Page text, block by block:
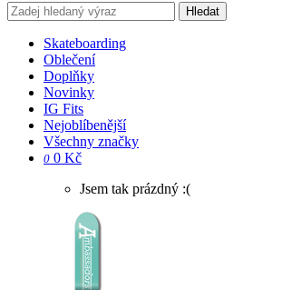
Hledat
Skateboarding
Oblečení
Doplňky
Novinky
IG Fits
Nejoblíbenější
Všechny značky
0 0 Kč
Jsem tak prázdný :(